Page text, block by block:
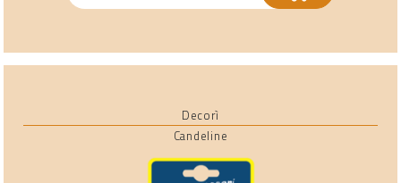
Decorì
Candeline